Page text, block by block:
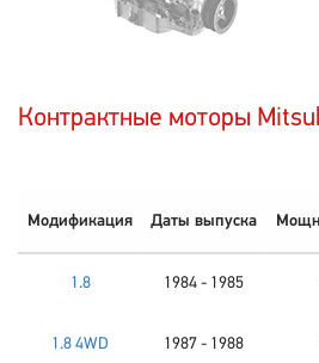
Контрактные моторы
Модификация Даты выпуска
1.8 1984 - 1985
1.8 4WD 1987 - 1988